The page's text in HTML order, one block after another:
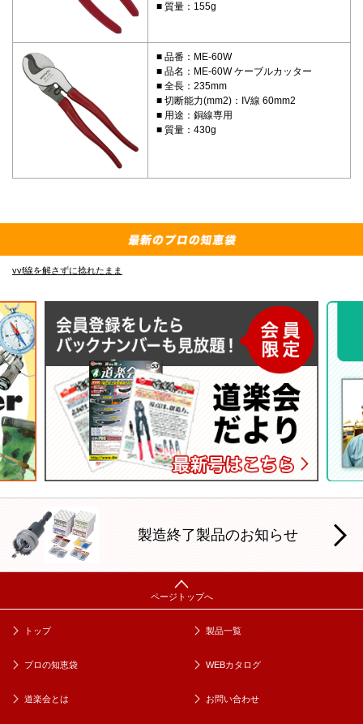
質量：155g
品番：ME-60W
品名：ME-60W ケーブルカッター
全長：235mm
切断能力(mm2)：IV線 60mm2
用途：銅線専用
質量：430g
vvf線を解さずに捻れたまま
製造終了製品のお知らせ
トップ 製品一覧
プロの知恵袋 WEBカタログ
道楽会とは お問い合わせ